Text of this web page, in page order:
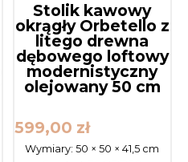
Stolik kawowy
okrągły Orbetello z
litego drewna
dębowego loftowy
modernistyczny
olejowany 50 cm
599,00 zł
Wymiary:50 × 50 × 41,5 cm